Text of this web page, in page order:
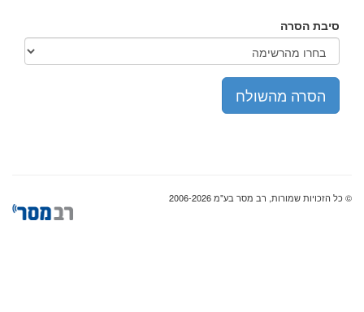
סיבת הסרה
הסרה מהשולח
© כל הזכויות שמורות, רב מסר בע"מ 2006-2026